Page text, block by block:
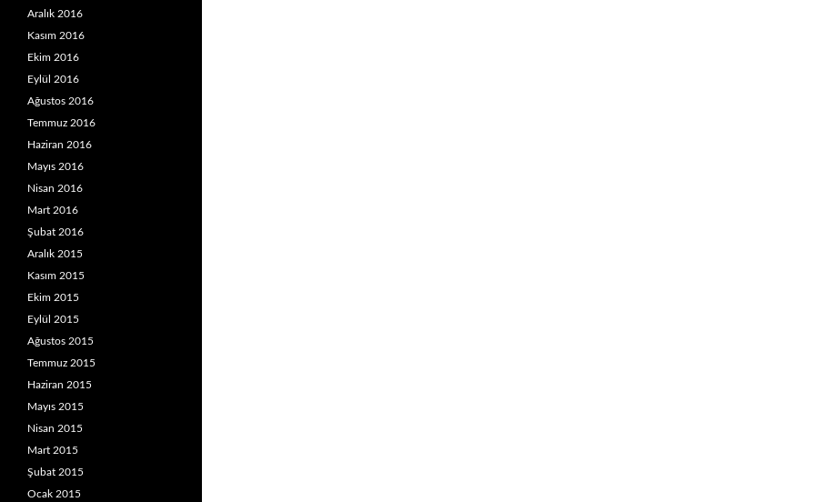
Aralık 2016
Kasım 2016
Ekim 2016
Eylül 2016
Ağustos 2016
Temmuz 2016
Haziran 2016
Mayıs 2016
Nisan 2016
Mart 2016
Şubat 2016
Aralık 2015
Kasım 2015
Ekim 2015
Eylül 2015
Ağustos 2015
Temmuz 2015
Haziran 2015
Mayıs 2015
Nisan 2015
Mart 2015
Şubat 2015
Ocak 2015